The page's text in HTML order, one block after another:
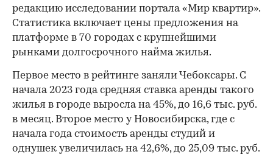
редакцию исследовании портала «Мир квартир».
Статистика включает цены предложения на
платформе в 70 городах с крупнейшими
рынками долгосрочного найма жилья.
Первое место в рейтинге заняли Чебоксары. С
начала 2023 года средняя ставка аренды такого
жилья в городе выросла на 45%, до 16,6 тыс. руб.
в месяц. Второе место у Новосибирска, где с
начала года стоимость аренды студий и
однушек увеличилась на 42,6%, до 25,09 тыс. руб.